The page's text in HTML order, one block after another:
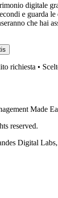
digitale
e guarda
che hai
richiesta •
Made
reserved.
Digital